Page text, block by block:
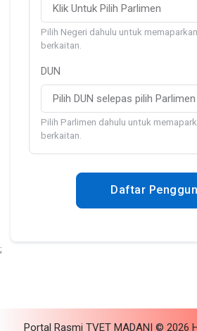
Pilih Negeri dahulu untuk
berkaitan.
DUN
Pilih Parlimen dahulu untuk
berkaitan.
Daftar
;
Portal Rasmi TVET MADANI © 2026